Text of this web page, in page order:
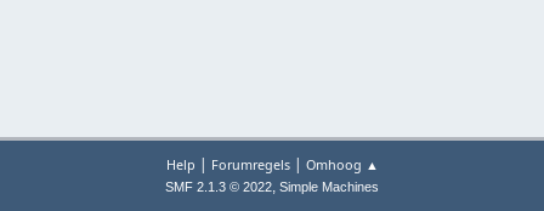
Help | Forumregels| Omhoog ▲
SMF 2.1.3 © 2022, Simple Machines